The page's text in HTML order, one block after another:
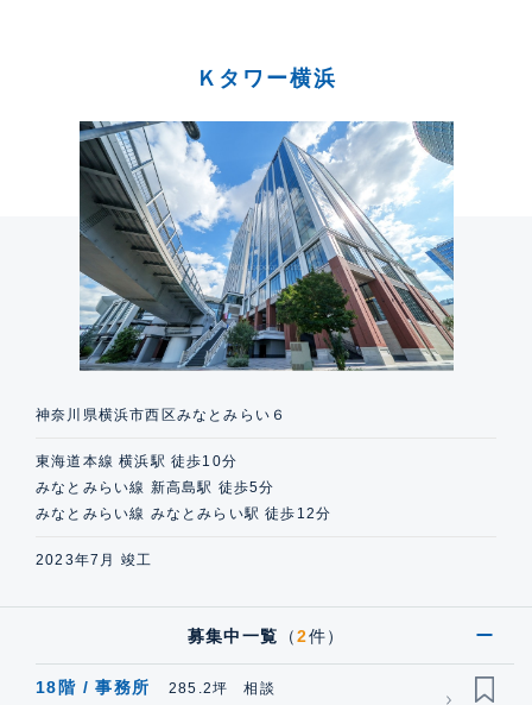
Ｋタワー横浜
神奈川県横浜市西区みなとみらい６
東海道本線 横浜駅 徒歩10分
みなとみらい線 新高島駅 徒歩5分
みなとみらい線 みなとみらい駅 徒歩12分
2023年7月 竣工
募集中一覧 （2件）
18階 / 事務所 285.2坪 相談